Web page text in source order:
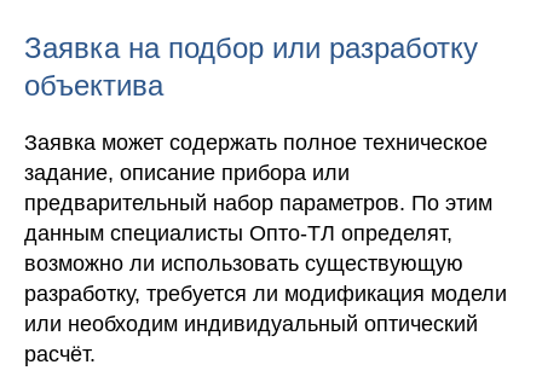
Заявка на подбор или разработку
объектива
Заявка может содержать полное техническое
задание, описание прибора или
предварительный набор параметров. По этим
данным специалисты Опто-ТЛ определят,
возможно ли использовать существующую
разработку, требуется ли модификация модели
или необходим индивидуальный оптический
расчёт.